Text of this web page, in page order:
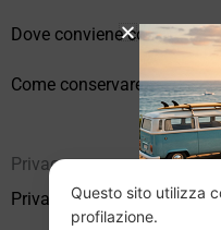
Dove conviene comprare
Come conservare
Privacy
Privacy PolicyQuesto sito utilizza
profilazione.